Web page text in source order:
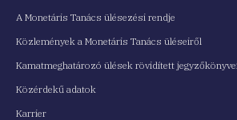
A Monetáris Tanács ülésezési rendje
Közlemények a Monetáris Tanács üléseiről
Kamatmeghatározó ülések rövidített
Közérdekű adatok
Karrier